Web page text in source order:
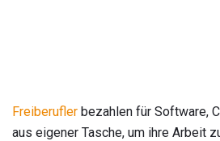
Freiberufler bezahlen für Software,
aus eigener Tasche, um ihre Arbeit